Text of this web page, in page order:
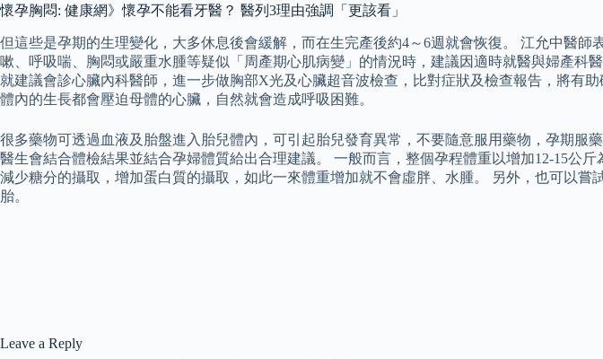
懷孕胸悶: 健康網》懷孕不能看牙醫？ 醫列3理由強調「更該看」
但這些是孕期的生理變化，大多休息後會緩解，而在生完產後約4～6週就會恢復。 江允中醫
嗽、呼吸喘、胸悶或嚴重水腫等疑似「周產期心肌病變」的情況時，建議因適時就醫與婦產科
就建議會診心臟內科醫師，進一步做胸部X光及心臟超音波檢查，比對症狀及檢查報告，將有
體內的生長都會壓迫母體的心臟，自然就會造成呼吸困難。
很多藥物可透過血液及胎盤進入胎兒體內，可引起胎兒發育異常，不要隨意服用藥物，孕期服
醫生會結合體檢結果並結合孕婦體質給出合理建議。 一般而言，整個孕程體重以增加12-15公
減少糖分的攝取，增加蛋白質的攝取，如此一來體重增加就不會虛胖、水腫。 另外，也可以
胎。
Leave a Reply